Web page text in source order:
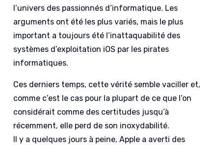
l’univers des passionnés d’informatique. Les
arguments ont été les plus variés, mais le plus
important a toujours été l’inattaquabilité des
systèmes d’exploitation iOS par les pirates
informatiques.
Ces derniers temps, cette vérité semble vaciller et,
comme c’est le cas pour la plupart de ce que l’on
considérait comme des certitudes jusqu’à
récemment, elle perd de son inoxydabilité.
Il y a quelques jours à peine, Apple a averti des